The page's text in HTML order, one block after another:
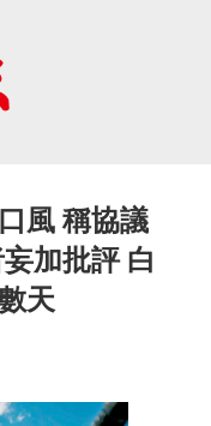
風 稱協議
加批評 白
天